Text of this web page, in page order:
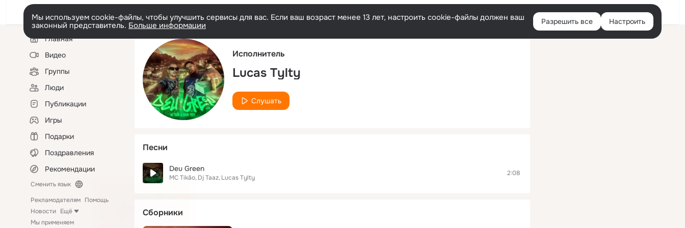
Русский Войти
Мы используем cookie-файлы, чтобы улучшить сервисы для вас. Если ваш возраст менее 13 лет, настроить cookie-файлы должен ваш
законный представитель. Больше информации Разрешить все Настроить
Левая
колонкаГлавная
Видео
Группы
Люди
Публикации
Игры
Подарки
Поздравления
Рекомендации
Сменить язык
Рекламодателям Помощь
Новости Ещё
Мы применяем
Исполнитель
Lucas Tylty
Слушать
Песни
Deu Green
MC Tikão Dj Taaz Lucas Tylty
2:08
Сборники